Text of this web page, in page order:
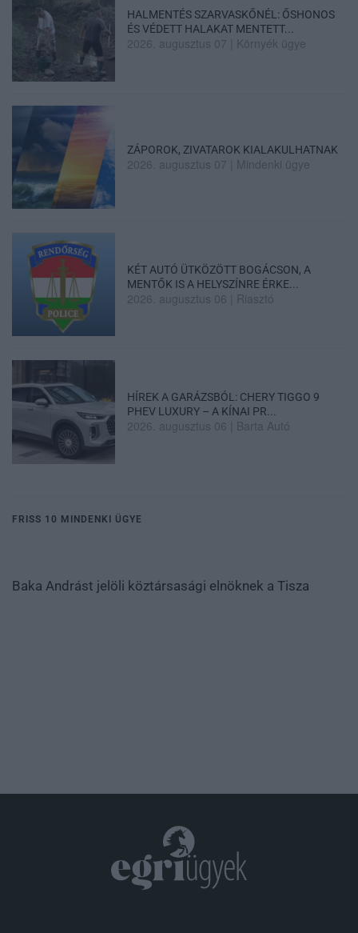
HALMENTÉS SZARVASKŐNÉL: ŐSHONOS
ÉS VÉDETT HALAKAT MENTETT...
2026. augusztus 07 Környék ügye
ZÁPOROK, ZIVATAROK KIALAKULHATNAK
2026. augusztus 07 Mindenki ügye
KÉT AUTÓ ÜTKÖZÖTT BOGÁCSON, A
MENTŐK IS A HELYSZÍNRE ÉRKE...
2026. augusztus 06 Riasztó
HÍREK A GARÁZSBÓL: CHERY TIGGO 9
PHEV LUXURY – A KÍNAI PR...
2026. augusztus 06 Barta Autó
FRISS 10 MINDENKI ÜGYE
Baka Andrást jelöli köztársasági elnöknek a Tisza